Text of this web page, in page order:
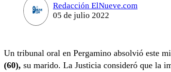
Redacción ElNueve.com
05 de julio 2022
Un tribunal oral en Pergamino absolvió este
(60), su marido. La Justicia consideró que la